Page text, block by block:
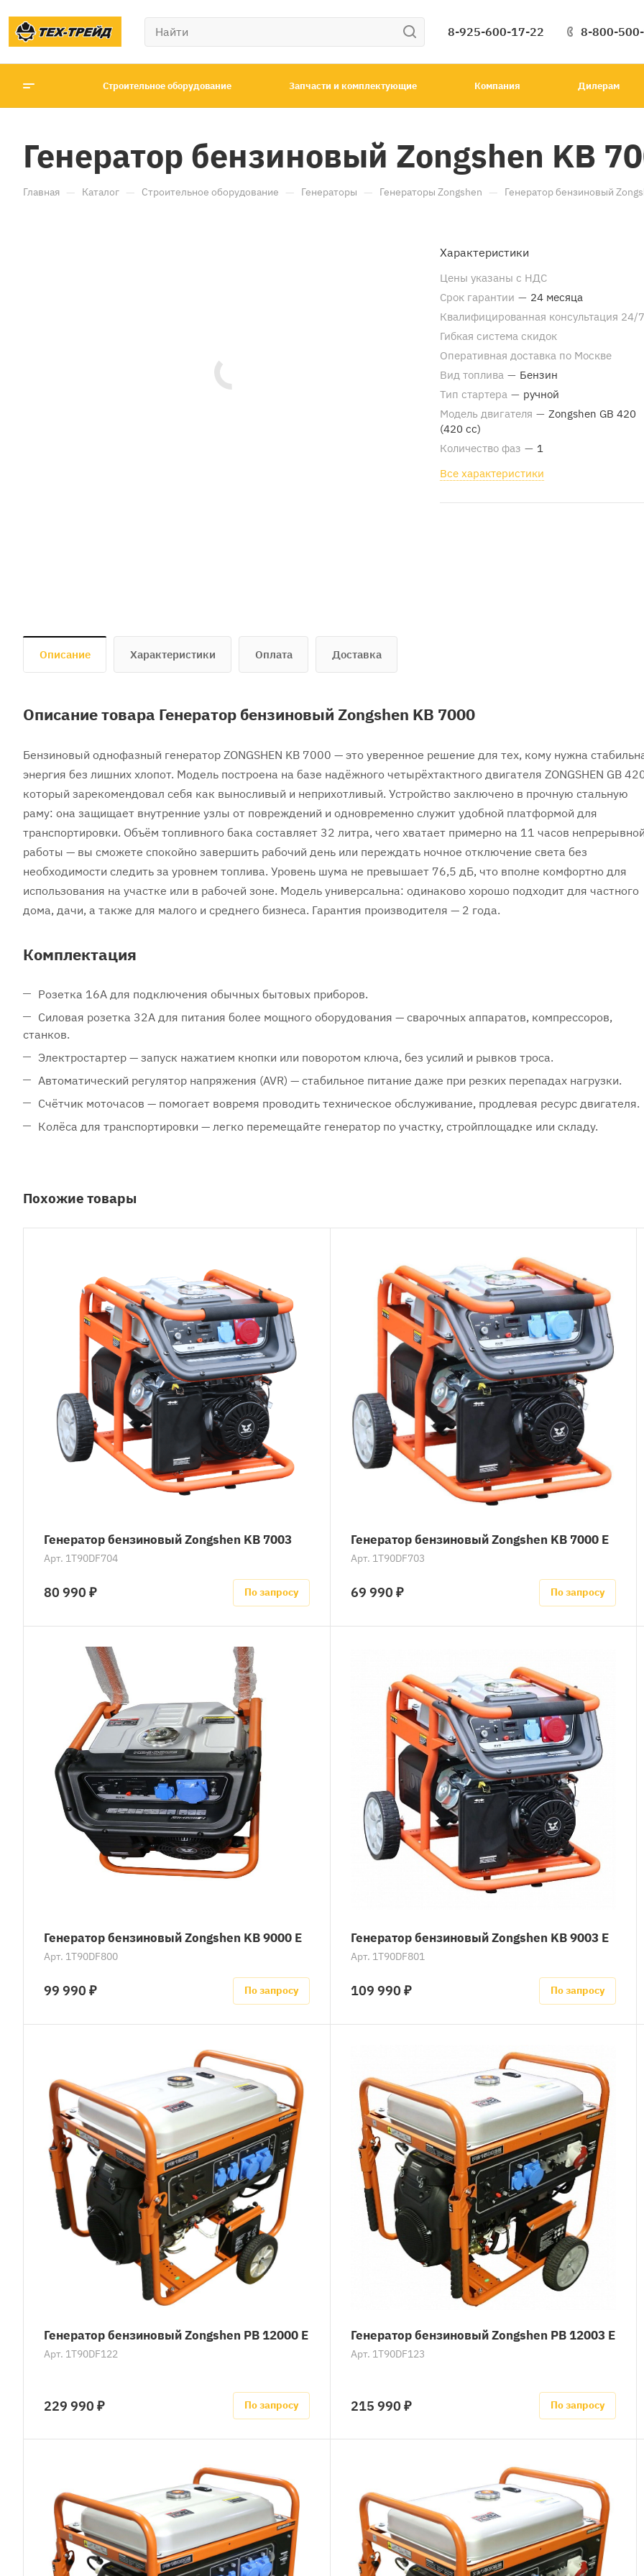
8-925-600-17-22 8-800-
Строительное оборудование Запчасти и комплектующие Компания Дилерам
Генератор бензиновый Zongshen KB
Главная — Каталог — Строительное оборудование — Генераторы — Генераторы Zongshen — Генератор бензиновый
Характеристики
Цены указаны с НДС
Срок гарантии — 24 месяца
Квалифицированная консультация 24/7
Гибкая система скидок
Оперативная доставка по Москве
Вид топлива — Бензин
Тип стартера — ручной
Модель двигателя — Zongshen GB 420
(420 cc)
Количество фаз — 1
Все характеристики
Описание Характеристики Оплата Доставка
Описание товара Генератор бензиновый Zongshen KB 7000
Бензиновый однофазный генератор ZONGSHEN KB 7000 — это уверенное решение для тех, кому нужна
энергия без лишних хлопот. Модель построена на базе надёжного четырёхтактного двигателя ZONGSHEN GB
который зарекомендовал себя как выносливый и неприхотливый. Устройство заключено в прочную стальную
раму: она защищает внутренние узлы от повреждений и одновременно служит удобной платформой для
транспортировки. Объём топливного бака составляет 32 литра, чего хватает примерно на 11 часов непрерывной
работы — вы сможете спокойно завершить рабочий день или переждать ночное отключение света без
необходимости следить за уровнем топлива. Уровень шума не превышает 76,5 дБ, что вполне комфортно для
использования на участке или в рабочей зоне. Модель универсальна: одинаково хорошо подходит для частного
дома, дачи, а также для малого и среднего бизнеса. Гарантия производителя — 2 года.
Комплектация
Розетка 16А для подключения обычных бытовых приборов.
Силовая розетка 32А для питания более мощного оборудования — сварочных аппаратов, компрессоров,
станков.
Электростартер — запуск нажатием кнопки или поворотом ключа, без усилий и рывков троса.
Автоматический регулятор напряжения (AVR) — стабильное питание даже при резких перепадах нагрузки.
Счётчик моточасов — помогает вовремя проводить техническое обслуживание, продлевая ресурс двигателя.
Колёса для транспортировки — легко перемещайте генератор по участку, стройплощадке или складу.
Похожие товары
Генератор бензиновый Zongshen KB 7003
Арт. 1T90DF704
80 990 ₽ По запросу
Генератор бензиновый Zongshen KB 7000 E
Арт. 1T90DF703
69 990 ₽ По запросу
Генератор бензиновый Zongshen KB 9000 E
Арт. 1T90DF800
99 990 ₽ По запросу
Генератор бензиновый Zongshen KB 9003 E
Арт. 1T90DF801
109 990 ₽ По запросу
Генератор бензиновый Zongshen PB 12000 E
Арт. 1T90DF122
229 990 ₽ По запросу
Генератор бензиновый Zongshen PB 12003 E
Арт. 1T90DF123
215 990 ₽ По запросу